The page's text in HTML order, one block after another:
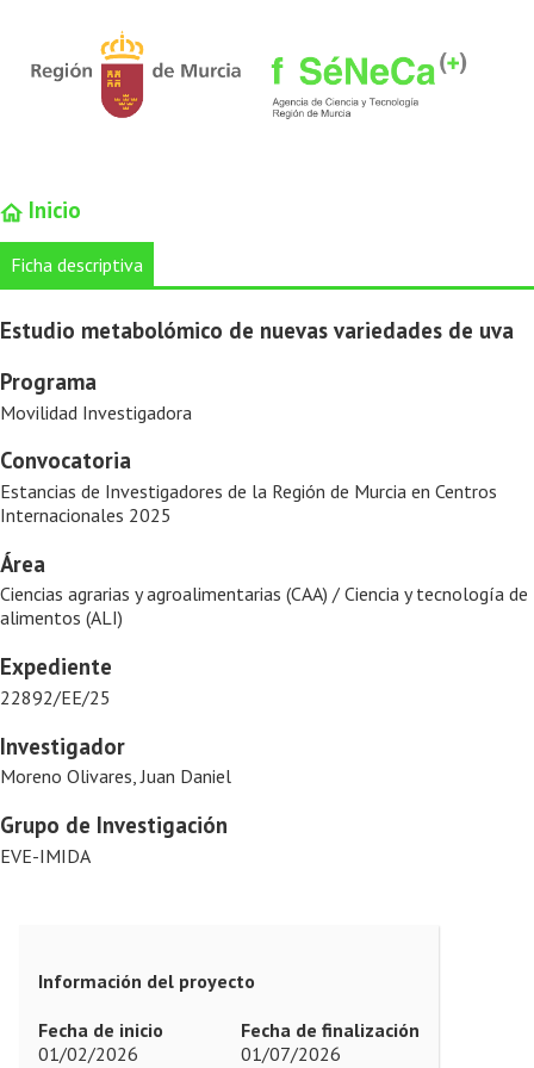
Inicio
Ficha descriptiva
Estudio metabolómico de nuevas variedades de uva
Programa
Movilidad Investigadora
Convocatoria
Estancias de Investigadores de la Región de Murcia en Centros
Internacionales 2025
Área
Ciencias agrarias y agroalimentarias (CAA) / Ciencia y tecnología de
alimentos (ALI)
Expediente
22892/EE/25
Investigador
Moreno Olivares, Juan Daniel
Grupo de Investigación
EVE-IMIDA
Información del proyecto
Fecha de inicio
01/02/2026
Fecha de finalización
01/07/2026